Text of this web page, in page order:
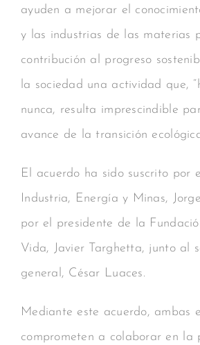
ayuden a mejorar el
y las industrias de las materias
contribución al progreso
la sociedad una actividad que,
nunca, resulta imprescindible
avance de la transición
El acuerdo ha sido suscrito por
Industria, Energía y Minas,
por el presidente de la
Vida, Javier Targhetta, junto al
general, César Luaces.
Mediante este acuerdo, ambas
comprometen a colaborar en la